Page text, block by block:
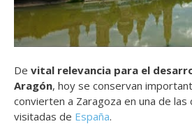
De vital relevancia para el
Aragón, hoy se conservan
convierten a Zaragoza en una de las
visitadas de España.